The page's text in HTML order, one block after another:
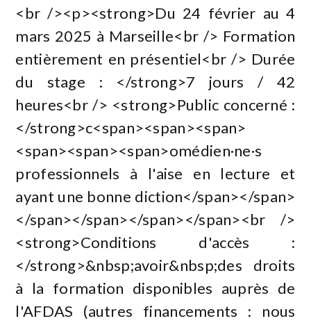
<br /><p><strong>Du 24 février au 4
mars 2025 à Marseille<br /> Formation
entièrement en présentiel<br /> Durée
du stage : </strong>7 jours / 42
heures<br /> <strong>Public concerné :
</strong>c<span><span><span>
<span><span><span>omédien·ne·s
professionnels à l'aise en lecture et
ayant une bonne diction</span></span>
</span></span></span></span><br />
<strong>Conditions d'accès :
</strong>&nbsp;avoir&nbsp;des droits
à la formation disponibles auprès de
l'AFDAS (autres financements : nous